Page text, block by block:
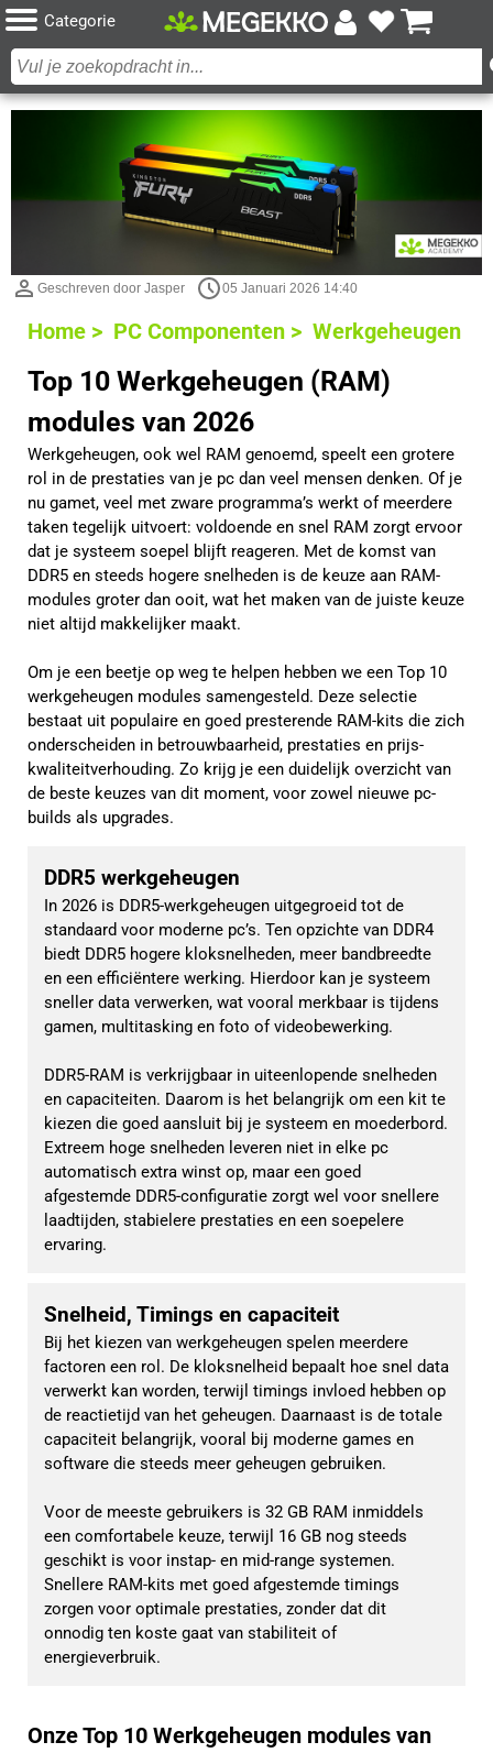
Categorie
Geschreven door Jasper 05 Januari 2026 14:40
Home > PC Componenten > Werkgeheugen
Top 10 Werkgeheugen (RAM)
modules van 2026
Werkgeheugen, ook wel RAM genoemd, speelt een grotere
rol in de prestaties van je pc dan veel mensen denken. Of je
nu gamet, veel met zware programma’s werkt of meerdere
taken tegelijk uitvoert: voldoende en snel RAM zorgt ervoor
dat je systeem soepel blijft reageren. Met de komst van
DDR5 en steeds hogere snelheden is de keuze aan RAM-
modules groter dan ooit, wat het maken van de juiste keuze
niet altijd makkelijker maakt.
Om je een beetje op weg te helpen hebben we een Top 10
werkgeheugen modules samengesteld. Deze selectie
bestaat uit populaire en goed presterende RAM-kits die zich
onderscheiden in betrouwbaarheid, prestaties en prijs-
kwaliteitverhouding. Zo krijg je een duidelijk overzicht van
de beste keuzes van dit moment, voor zowel nieuwe pc-
builds als upgrades.
DDR5 werkgeheugen
In 2026 is DDR5-werkgeheugen uitgegroeid tot de
standaard voor moderne pc’s. Ten opzichte van DDR4
biedt DDR5 hogere kloksnelheden, meer bandbreedte
en een efficiëntere werking. Hierdoor kan je systeem
sneller data verwerken, wat vooral merkbaar is tijdens
gamen, multitasking en foto of videobewerking.
DDR5-RAM is verkrijgbaar in uiteenlopende snelheden
en capaciteiten. Daarom is het belangrijk om een kit te
kiezen die goed aansluit bij je systeem en moederbord.
Extreem hoge snelheden leveren niet in elke pc
automatisch extra winst op, maar een goed
afgestemde DDR5-configuratie zorgt wel voor snellere
laadtijden, stabielere prestaties en een soepelere
ervaring.
Snelheid, Timings en capaciteit
Bij het kiezen van werkgeheugen spelen meerdere
factoren een rol. De kloksnelheid bepaalt hoe snel data
verwerkt kan worden, terwijl timings invloed hebben op
de reactietijd van het geheugen. Daarnaast is de totale
capaciteit belangrijk, vooral bij moderne games en
software die steeds meer geheugen gebruiken.
Voor de meeste gebruikers is 32 GB RAM inmiddels
een comfortabele keuze, terwijl 16 GB nog steeds
geschikt is voor instap- en mid-range systemen.
Snellere RAM-kits met goed afgestemde timings
zorgen voor optimale prestaties, zonder dat dit
onnodig ten koste gaat van stabiliteit of
energieverbruik.
Onze Top 10 Werkgeheugen modules van